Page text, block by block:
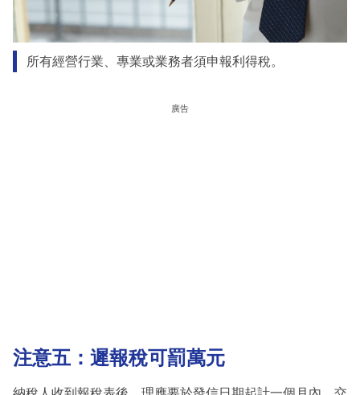
所有經營行業、專業或業務者須申報利得稅。
廣告
注意五：遲報稅可罰萬元